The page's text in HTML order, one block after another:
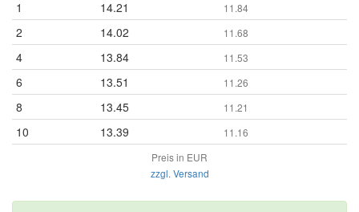
1 14.21 11.84
2 14.02 11.68
4 13.84 11.53
6 13.51 11.26
8 13.45 11.21
10 13.39
11.16
Preis in EUR
zzgl. Versand